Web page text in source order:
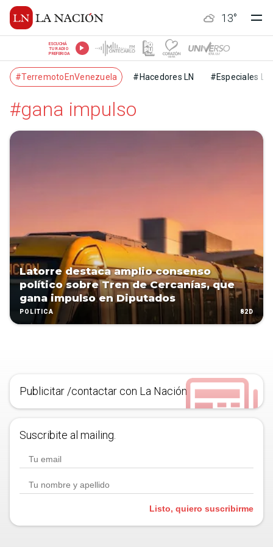
13°
ESCUCHÁ
TU RADIO
PREFERIDA
#TerremotoEnVenezuela #Hacedores LN #Especiales LN
#gana impulso
Latorre destaca amplio consenso
político sobre Tren de Cercanías, que
gana impulso en Diputados
POLÍTICA 82D
Publicitar /contactar con La Nación
Suscribite al mailing.
Listo, quiero suscribirme